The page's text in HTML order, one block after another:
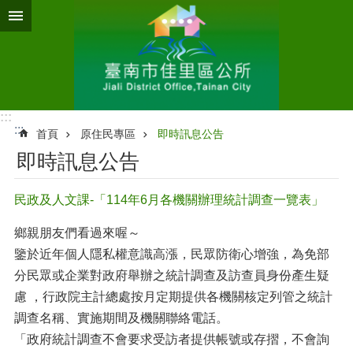
跳到主要內容區塊
:::
:::
首頁 原住民專區 即時訊息公告
即時訊息公告
民政及人文課-「114年6月各機關辦理統計調查一覽表」
鄉親朋友們看過來喔～
鑒於近年個人隱私權意識高漲，民眾防衛心增強，為免部
分民眾或企業對政府舉辦之統計調查及訪查員身份產生疑
慮 ，行政院主計總處按月定期提供各機關核定列管之統計
調查名稱、實施期間及機關聯絡電話。
「政府統計調查不會要求受訪者提供帳號或存摺，不會詢